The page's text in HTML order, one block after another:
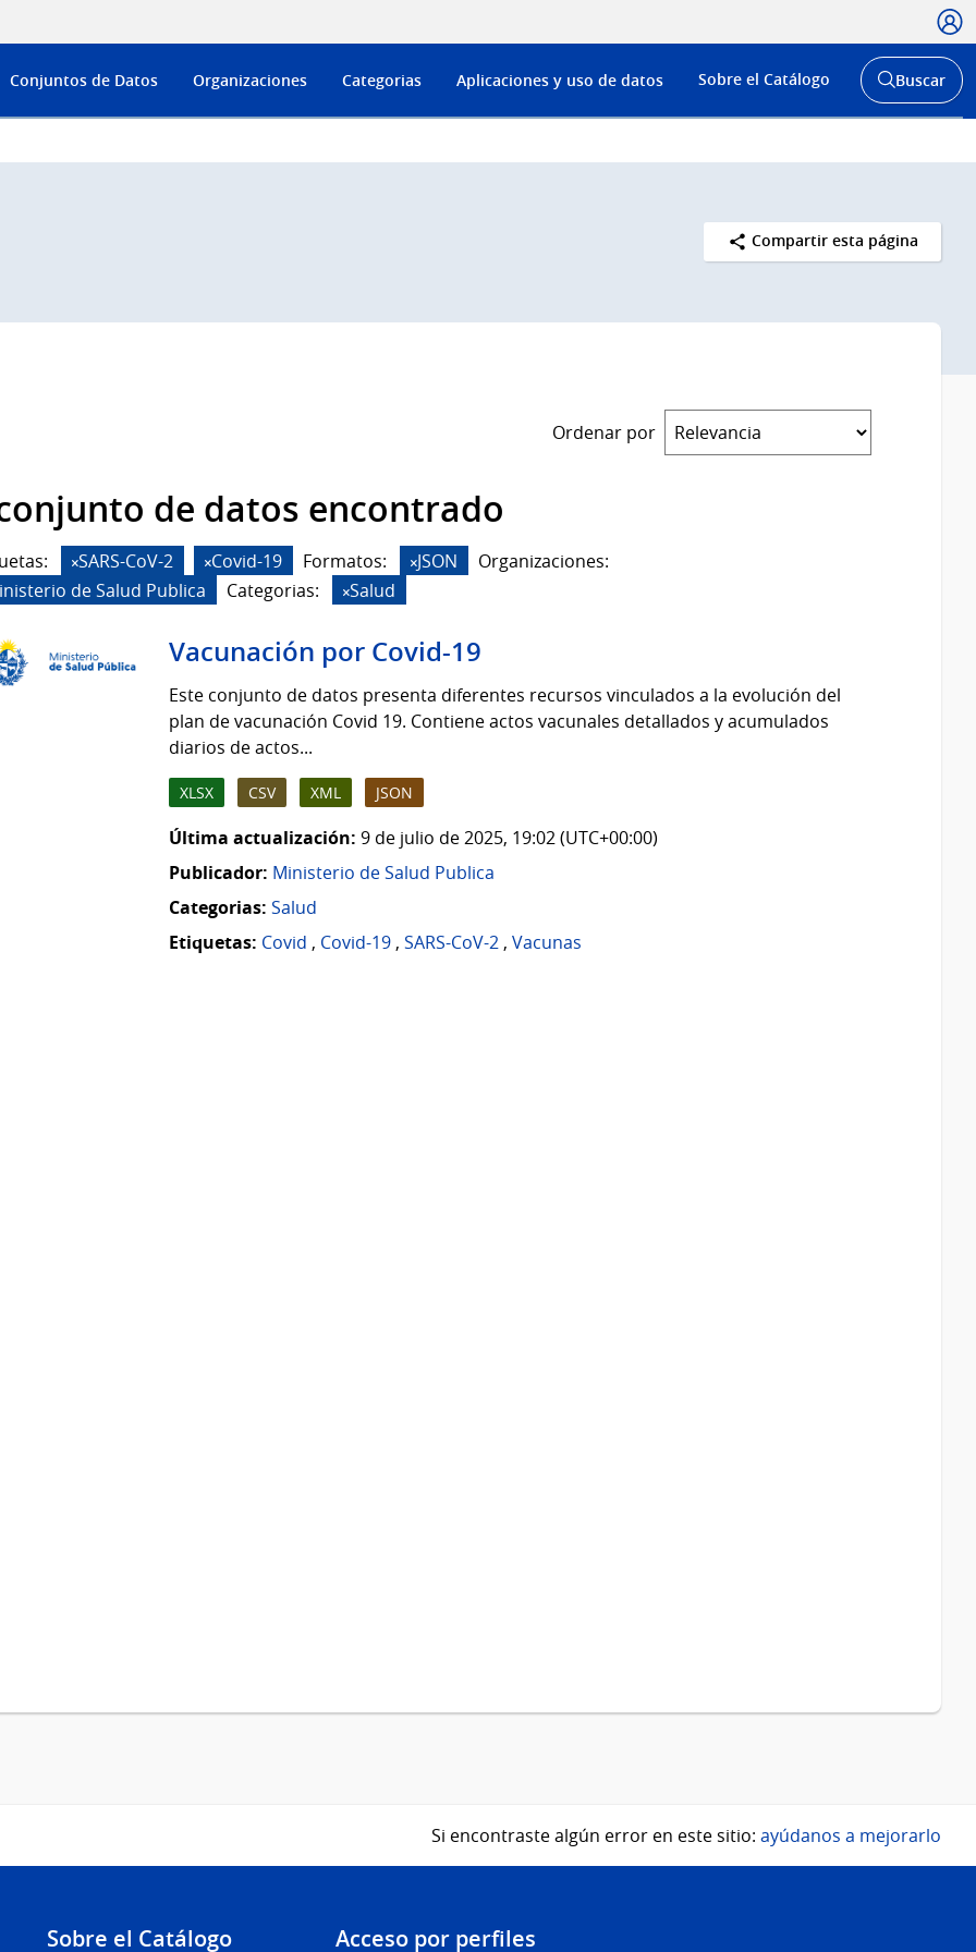
Menú
de
Conjuntos de Datos Organizaciones Categorias Aplicaciones y uso de datos Sobre el Catálogo
Abrir
buscador
Buscar
Compartir esta página
Ordenar por
de datos encontrado
SARS-CoV-2 Covid-19 Formatos: JSON
Organizaciones:
de Salud Publica
Categorias: Salud
Vacunación por Covid-19
Este conjunto de datos presenta diferentes recursos vinculados a la evolución del
plan de vacunación Covid 19. Contiene actos vacunales detallados y acumulados
diarios de actos...
XLSX CSV XML JSON
Última actualización: 9 de julio de 2025, 19:02 (UTC+00:00)
Publicador: Ministerio de Salud Publica
Categorias: Salud
Etiquetas: Covid , Covid-19, SARS-CoV-2, Vacunas
Si encontraste algún error en este sitio: ayúdanos a mejorarlo
Sobre el Catálogo Acceso por perfiles